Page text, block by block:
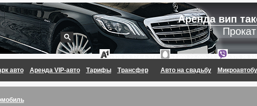
Аренда вип
, ,
авто Аренда VIP-авто Тарифы Трансфер Авто на свадьбу